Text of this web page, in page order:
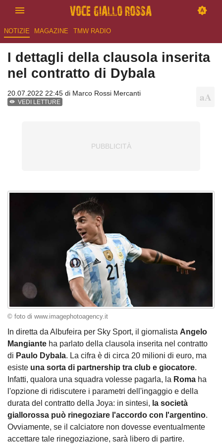
NOTIZIE MAGAZINE TMW RADIO
I dettagli della clausola inserita
nel contratto di Dybala
20.07.2022 22:45 di Marco Rossi Mercanti
VEDI LETTURE
© foto di www.imagephotoagency.it
In diretta da Albufeira per Sky Sport, il giornalista Angelo
Mangiante ha parlato della clausola inserita nel contratto
di Paulo Dybala. La cifra è di circa 20 milioni di euro, ma
esiste una sorta di partnership tra club e giocatore.
Infatti, qualora una squadra volesse pagarla, la Roma ha
l'opzione di ridiscutere i parametri dell'ingaggio e della
durata del contratto della Joya: in sintesi, la società
giallorossa può rinegoziare l'accordo con l'argentino.
Ovviamente, se il calciatore non dovesse eventualmente
accettare tale rinegoziazione, sarà libero di partire.